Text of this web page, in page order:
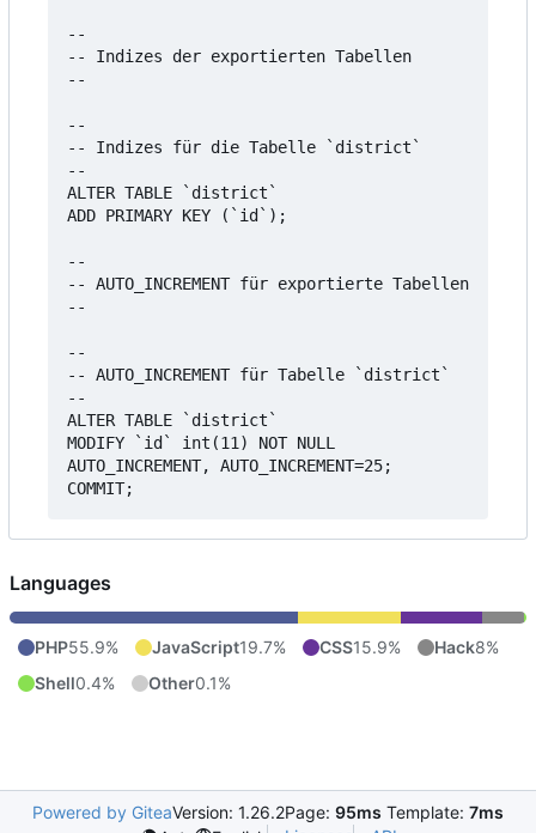
--
-- Indizes der exportierten Tabellen
--
--
-- Indizes für die Tabelle `district`
--
ALTER TABLE `district`
ADD PRIMARY KEY (`id`);
--
-- AUTO_INCREMENT für exportierte Tabellen
--
--
-- AUTO_INCREMENT für Tabelle `district`
--
ALTER TABLE `district`
MODIFY `id` int(11) NOT NULL
AUTO_INCREMENT, AUTO_INCREMENT=25;
Languages
PHP55.9% JavaScript19.7% CSS15.9% Hack8%
Shell0.4% Other0.1%
Powered by GiteaVersion: 1.26.2Page: 95ms Template: 7ms